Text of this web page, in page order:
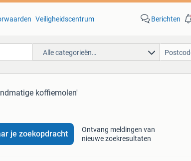
Veiligheidscentrum Berichten
Alle categorieën…
koffiemolen'
je zoekopdracht
Ontvang meldingen van
nieuwe zoekresultaten